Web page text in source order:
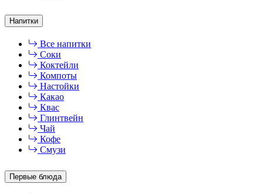
Напитки
Все напитки
Соки
Коктейли
Компоты
Настойки
Какао
Квас
Глинтвейн
Чай
Кофе
Смузи
Первые блюда